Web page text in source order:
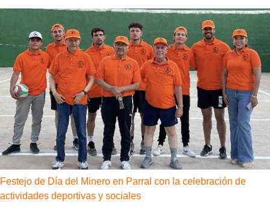
Festejo de Día del Minero en Parral con la celebración de
actividades deportivas y sociales